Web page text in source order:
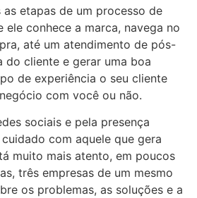
etapas de um processo de
conhece a marca, navega no
até um atendimento de pós-
do cliente e gerar uma boa
de experiência o seu cliente
com você ou não.
sociais e pela presença
com aquele que gera
muito mais atento, em poucos
três empresas de um mesmo
os problemas, as soluções e a